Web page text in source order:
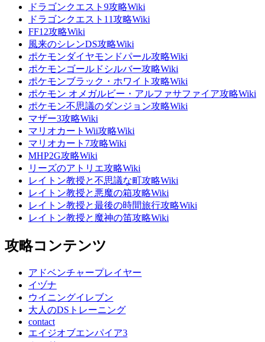
ドラゴンクエスト9攻略Wiki
ドラゴンクエスト11攻略Wiki
FF12攻略Wiki
風来のシレンDS攻略Wiki
ポケモンダイヤモンドパール攻略Wiki
ポケモンゴールドシルバー攻略Wiki
ポケモンブラック・ホワイト攻略Wiki
ポケモン オメガルビー・アルファサファイア攻略Wiki
ポケモン不思議のダンジョン攻略Wiki
マザー3攻略Wiki
マリオカートWii攻略Wiki
マリオカート7攻略Wiki
MHP2G攻略Wiki
リーズのアトリエ攻略Wiki
レイトン教授と不思議な町攻略Wiki
レイトン教授と悪魔の箱攻略Wiki
レイトン教授と最後の時間旅行攻略Wiki
レイトン教授と魔神の笛攻略Wiki
攻略コンテンツ
アドベンチャープレイヤー
イヅナ
ウイニングイレブン
大人のDSトレーニング
contact
エイジオブエンパイア3